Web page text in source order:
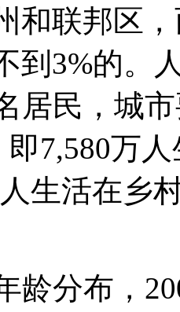
和联邦区
到3%的。
居民，城
即7,580万
生活在乡
龄分布，